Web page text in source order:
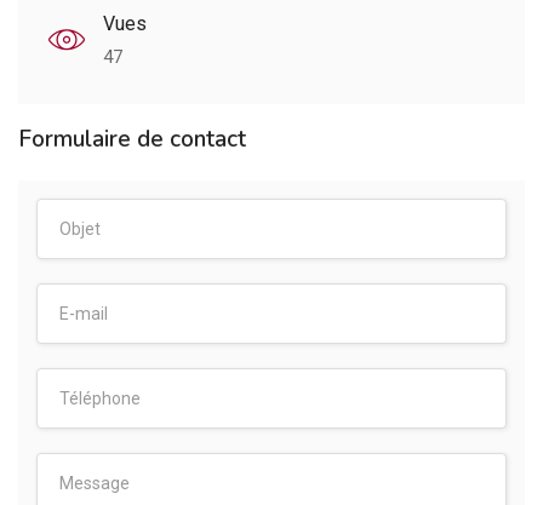
Vues
47
Formulaire de contact